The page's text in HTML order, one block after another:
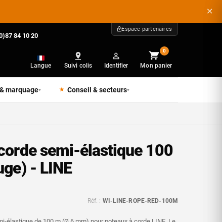
84 10 20
Espace partenaires
Langue Suivi colis Identifier
0
Mon panier
marquage▾ Conseil & secteurs▾
semi-élastique 100
- LINE
Réf. : WI-LINE-ROPE-RED-100M